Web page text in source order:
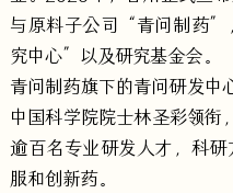
与原料子公司“青问制药”
究中心”以及研究基金会。
青问制药旗下的青问研发中
中国科学院院士林圣彩领
逾百名专业研发人才，科
服和创新药。